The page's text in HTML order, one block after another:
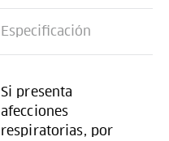
Especificación
Si presenta
afecciones
respiratorias, por